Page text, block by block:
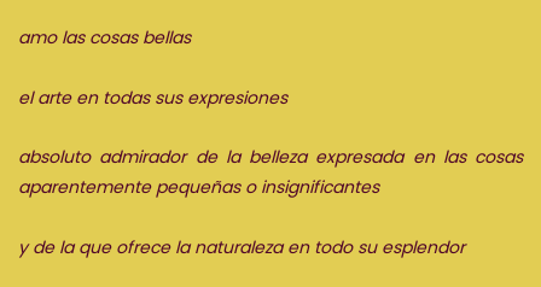
amo las cosas bellas
el arte en todas sus expresiones
absoluto admirador de la belleza expresada en las cosas
aparentemente pequeñas o insignificantes
y de la que ofrece la naturaleza en todo su esplendor